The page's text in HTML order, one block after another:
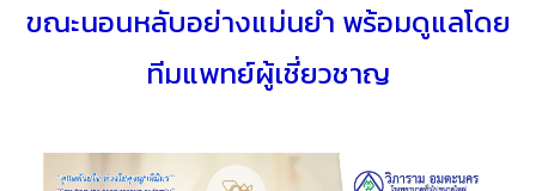
ขณะนอนหลับอย่างแม่นยำ พร้อมดูแลโดย
ทีมแพทย์ผู้เชี่ยวชาญ